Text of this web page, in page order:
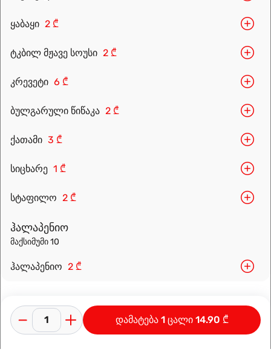
ყაბაყი 2 ₾
ტკბილ მჟავე სოუსი 2 ₾
კრევეტი 6 ₾
ბულგარული წიწაკა 2 ₾
ქათამი 3 ₾
სიცხარე 1 ₾
სტაფილო 2 ₾
ჰალაპენიო
მაქსიმუმი 10
ჰალაპენიო 2 ₾
დამატება 1 ცალი 14.90 ₾